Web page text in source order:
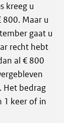
kreeg u
Maar u
gaat u
recht hebt
al € 800
Het bedrag
1 keer of in